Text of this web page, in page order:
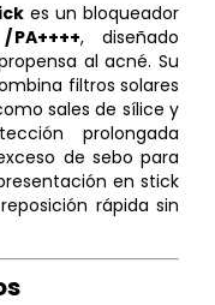
es un bloqueador
PA++++, diseñado
al acné. Su
filtros solares
sales de sílice y
prolongada
de sebo para
en stick
rápida sin